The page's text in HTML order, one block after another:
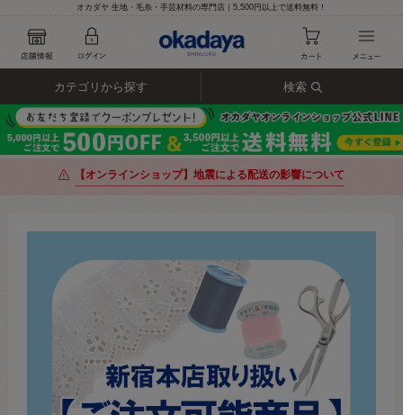
オカダヤ 生地・毛糸・手芸材料の専門店｜5,500円以上で送料無料！
カテゴリから探す 検索
【オンラインショップ】地震による配送の影響について